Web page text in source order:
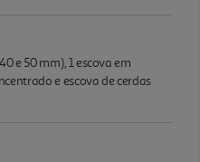
e 50 mm), 1 escova em
e escova de cerdas